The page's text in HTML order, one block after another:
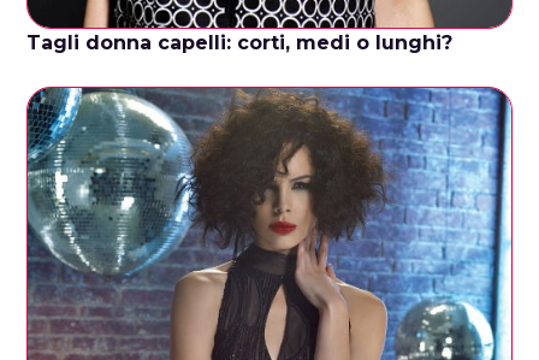
Tagli donna capelli: corti, medi o lunghi?